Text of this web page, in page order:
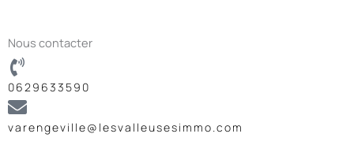
Nous contacter
0629633590
varengeville@lesvalleusesimmo.com